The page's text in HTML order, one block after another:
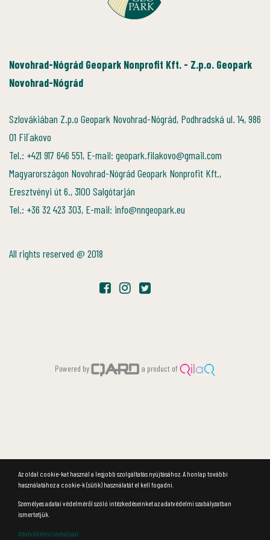
Novohrad-Nógrád Geopark Nonprofit Kft. - Z.p.o. Geopark
Novohrad-Nógrád
Szlovákiában Z.p.o Geopark Novohrad-Nógrád, Podhradská ul. 14, 986
01 Fiľakovo
Tel.: +421 917 646 551, E-mail: geopark.filakovo@gmail.com
Magyarországon Novohrad-Nógrád Geopark Nonprofit Kft.,
Eresztvényi út 6., 3100 Salgótarján
Tel.: +36 32 423 303, E-mail: info@nngeopark.eu
All rights reserved @ 2018
Powered by a product of
Az oldal cookie-kat használ a legjobb szolgáltatás nyújtásához. A honlap további
használatához a cookie-k (sütik) használatát el kell fogadni.
Személyes adatai védelméről szóló intézkedéseinket az adatvédelmi szabályzatban
ismertetjük.
Adatvédelmi szabályzat